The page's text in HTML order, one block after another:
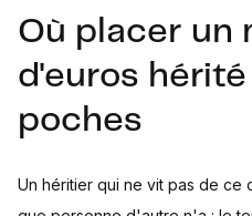
Où placer un
d'euros
poches
Un héritier qui ne vit pas de ce